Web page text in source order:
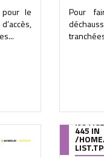
le
Pour
COMPILE/95/
NOTICE
445 IN
/